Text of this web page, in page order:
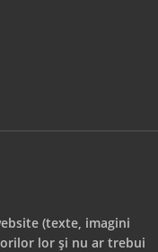
(texte, imagini
lor și nu ar trebui